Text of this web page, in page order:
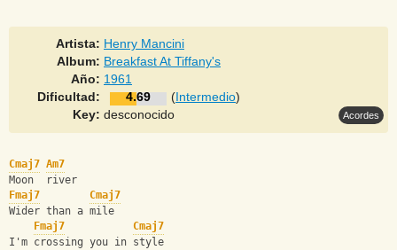
Artista: Henry Mancini
Album: Breakfast At Tiffany's
Año: 1961
Dificultad:
4.69 ( Intermedio)
Key: desconocido Acordes
Cmaj7 Am7
Moon  river
Fmaj7
Cmaj7
Wider than a mile
Fmaj7
Cmaj7
I'm crossing you in style